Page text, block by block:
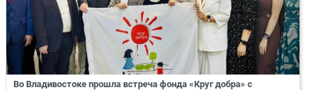
Во Владивостоке прошла встреча фонда «Круг добра» с